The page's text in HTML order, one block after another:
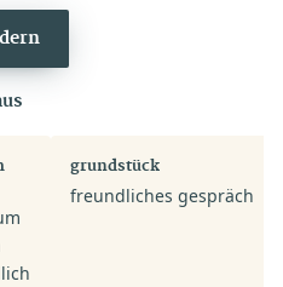
grundstück
freundliches gespräch